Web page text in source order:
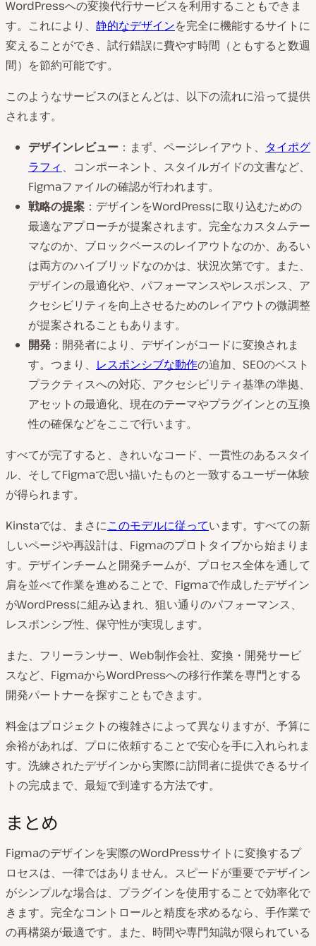
WordPressへの変換代行サービスを利用することもできま
す。これにより、 静的なデザインを完全に機能するサイトに
変えることができ、試行錯誤に費やす時間（ともすると数週
間）を節約可能です。
このようなサービスのほとんどは、以下の流れに沿って提供
されます。
デザインレビュー ：まず、ページレイアウト、 タイポグ
ラフィ 、コンポーネント、スタイルガイドの文書など、
Figmaファイルの確認が行われます。
戦略の提案 ：デザインをWordPressに取り込むための
最適なアプローチが提案されます。完全なカスタムテー
マなのか、ブロックベースのレイアウトなのか、あるい
は両方のハイブリッドなのかは、状況次第です。また、
デザインの最適化や、パフォーマンスやレスポンス、ア
クセシビリティを向上させるためのレイアウトの微調整
が提案されることもあります。
開発 ：開発者により、デザインがコードに変換されま
す。つまり、 レスポンシブな動作の追加、SEOのベスト
プラクティスへの対応、アクセシビリティ基準の準拠、
アセットの最適化、現在のテーマやプラグインとの互換
性の確保などをここで行います。
すべてが完了すると、きれいなコード、一貫性のあるスタイ
ル、そしてFigmaで思い描いたものと一致するユーザー体験
が得られます。
Kinstaでは、まさにこのモデルに従っています。すべての新
しいページや再設計は、Figmaのプロトタイプから始まりま
す。デザインチームと開発チームが、プロセス全体を通して
肩を並べて作業を進めることで、Figmaで作成したデザイン
がWordPressに組み込まれ、狙い通りのパフォーマンス、
レスポンシブ性、保守性が実現します。
また、フリーランサー、Web制作会社、変換・開発サービ
スなど、FigmaからWordPressへの移行作業を専門とする
開発パートナーを探すこともできます。
料金はプロジェクトの複雑さによって異なりますが、予算に
余裕があれば、プロに依頼することで安心を手に入れられま
す。洗練されたデザインから実際に訪問者に提供できるサイ
トの完成まで、最短で到達する方法です。
まとめ
Figmaのデザインを実際のWordPressサイトに変換するプ
ロセスは、一律ではありません。スピードが重要でデザイン
がシンプルな場合は、プラグインを使用することで効率化で
きます。完全なコントロールと精度を求めるなら、手作業で
の再構築が最適です。また、時間や専門知識が限られている